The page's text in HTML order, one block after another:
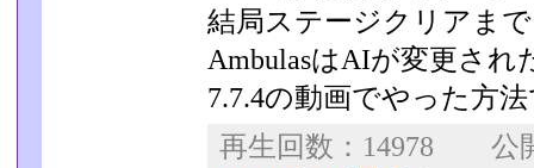
結局ステージクリアま
AmbulasはAIが変更され
7.7.4の動画でやった方
再生回数：14978 公